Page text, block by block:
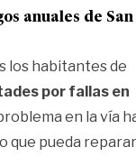
anuales de San
los habitantes de
por fallas en
en la vía
que pueda reparar